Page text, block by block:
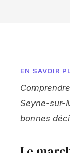
EN SAVOIR
Seyne-sur-
bonnes